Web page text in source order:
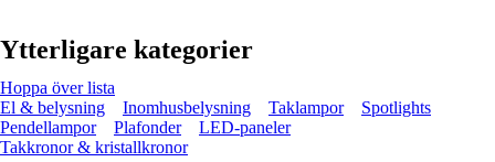
Ytterligare kategorier
Hoppa över lista
El & belysning
Inomhusbelysning Taklampor
Spotlights
Pendellampor
Plafonder
LED-paneler
Takkronor & kristallkronor